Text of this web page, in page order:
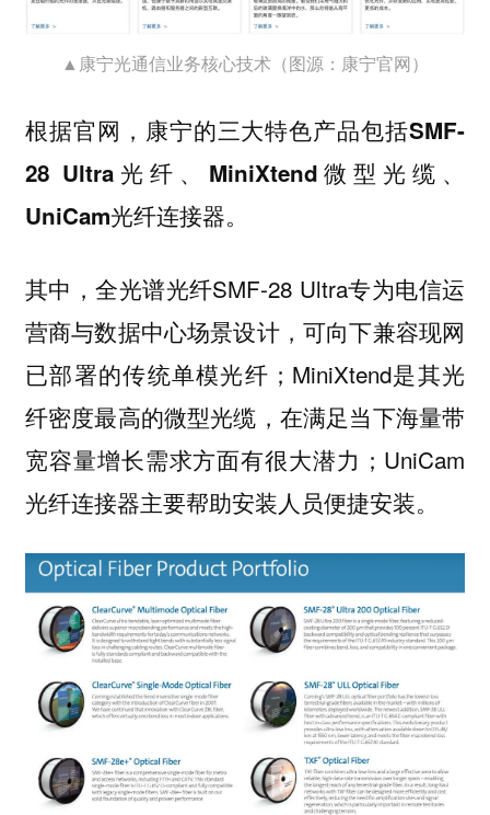
▲康宁光通信业务核心技术（图源：康宁官网）
根据官网，康宁的三大特色产品包括SMF-
28 Ultra光纤、MiniXtend微型光缆、
UniCam光纤连接器。
其中，全光谱光纤SMF-28 Ultra专为电信运
营商与数据中心场景设计，可向下兼容现网
已部署的传统单模光纤；MiniXtend是其光
纤密度最高的微型光缆，在满足当下海量带
宽容量增长需求方面有很大潜力；UniCam
光纤连接器主要帮助安装人员便捷安装。